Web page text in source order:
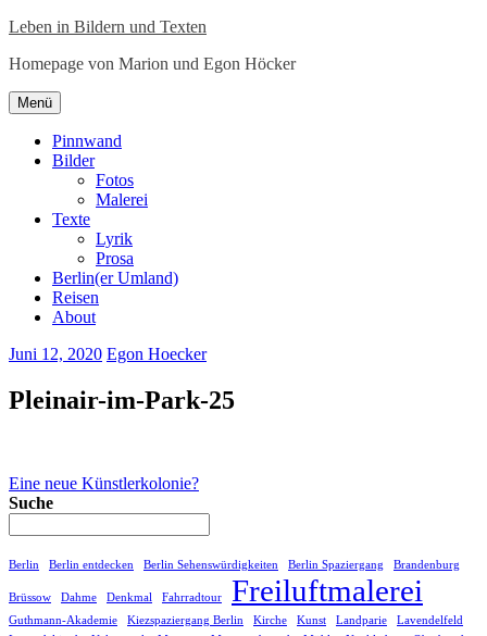
Zum
springen
Leben in Bildern und Texten
Homepage von Marion und Egon Höcker
Menü Zum
Inhalt
springen
Pinnwand
Bilder
Fotos
Malerei
Texte
Lyrik
Prosa
Berlin(er Umland)
Reisen
About
Juni 12, 2020 Egon Hoecker
Pleinair-im-Park-25
Beitragsnavigation
Eine neue Künstlerkolonie?
Suche
Berlin Berlin entdecken Berlin Sehenswürdigkeiten Berlin Spaziergang Brandenburg
Brüssow Dahme Denkmal Fahrradtour Freiluftmalerei
Guthmann-Akademie Kiezspaziergang Berlin Kirche Kunst Landparie
Lavendelfeld